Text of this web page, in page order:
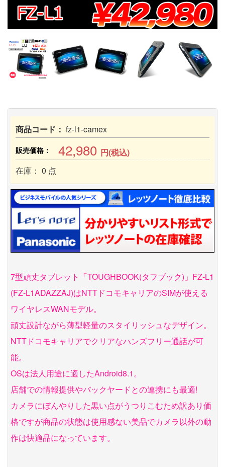
商品コード： fz-l1-camex
販売価格： 42,980 円(税込)
在庫： 0 点
7型頑丈タブレット「TOUGHBOOK(タフブック)」FZ-L1
(FZ-L1ADAZZAJ)はNTTドコモキャリアのSIMが使える
ワイヤレスWANモデル。
頑丈設計ながら薄型軽量のスタイリッシュなデザイン。
NTTドコモキャリアでクリアなハンズフリー通話が可
能。
OSは法人用途に適したAndroid8.1。
店舗での情報提供やバックヤードとの連携にも最適!
カメラにぼんやりした黒い点がうつりこむため訳あり価
格ですが商品の状態は使用感ない美品でカメラ以外の動
作は快適品になっています。